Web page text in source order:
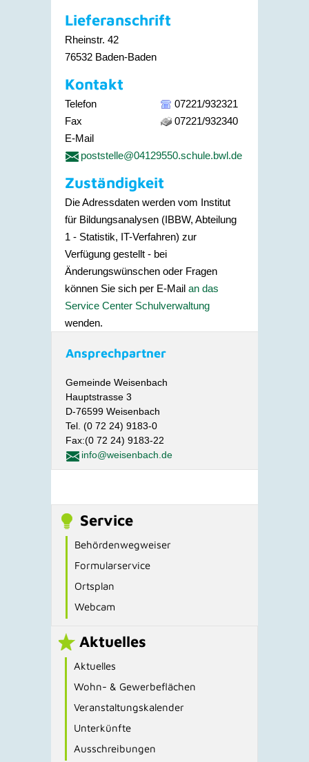
Lieferanschrift
Rheinstr. 42
76532 Baden-Baden
Kontakt
Telefon
07221/932321
Fax
07221/932340
E-Mail
poststelle@04129550.schule.bwl.de
Zuständigkeit
Die Adressdaten werden vom Institut
für Bildungsanalysen (IBBW, Abteilung
1 - Statistik, IT-Verfahren) zur
Verfügung gestellt - bei
Änderungswünschen oder Fragen
können Sie sich per E-Mail an das
Service Center Schulverwaltung
wenden.
Ansprechpartner
Gemeinde Weisenbach
Hauptstrasse 3
D-76599 Weisenbach
Tel. (0 72 24) 9183-0
Fax:(0 72 24) 9183-22
info@weisenbach.de
Service
Behördenwegweiser
Formularservice
Ortsplan
Webcam
Aktuelles
Aktuelles
Wohn- & Gewerbeflächen
Veranstaltungskalender
Unterkünfte
Ausschreibungen